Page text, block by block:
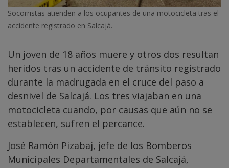
Socorristas atienden a los ocupantes de una motocicleta tras el
accidente registrado en Salcajá.
Un joven de 18 años muere y otros dos resultan
heridos tras un accidente de tránsito registrado
durante la madrugada en el cruce del paso a
desnivel de Salcajá. Los tres viajaban en una
motocicleta cuando, por causas que aún no se
establecen, sufren el percance.
José Ramón Pizabaj, jefe de los Bomberos
Municipales Departamentales de Salcajá,